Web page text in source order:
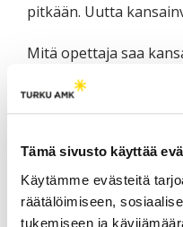
Tämä sivusto käyttää
Käytämme evästeitä
räätälöimiseen,
tukemiseen ja
pitkään. Uutta
Mitä opettaja saa
Vaihtelua omaan
Vertailukohdan
liittyvää osaamista
Osaamista
yhteyksissä: